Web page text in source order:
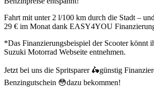
Fahrt mit unter 2 l/100 km durch die Stadt –
29 € im Monat dank EASY4YOU
*Das Finanzierungsbeispiel der Scooter könnt
Suzuki Motorrad Webseite entnehmen.
Jetzt bei uns die Spritsparer 🛵günstig
Benzingutschein 😳dazu bekommen!